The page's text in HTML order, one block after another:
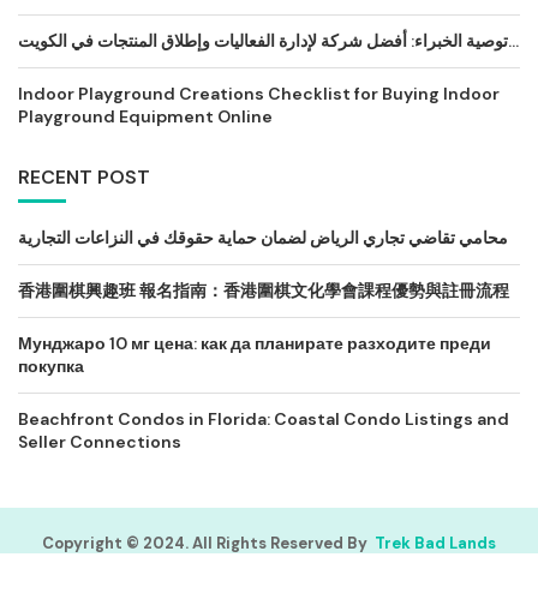
توصية الخبراء: أفضل شركة لإدارة الفعاليات وإطلاق المنتجات في الكويت...
Indoor Playground Creations Checklist for Buying Indoor
Playground Equipment Online
RECENT POST
محامي تقاضي تجاري الرياض لضمان حماية حقوقك في النزاعات التجارية
香港圍棋興趣班 報名指南：香港圍棋文化學會課程優勢與註冊流程
Мунджаро 10 мг цена: как да планирате разходите преди
покупка
Beachfront Condos in Florida: Coastal Condo Listings and
Seller Connections
Copyright © 2024. All Rights Reserved By Trek Bad Lands